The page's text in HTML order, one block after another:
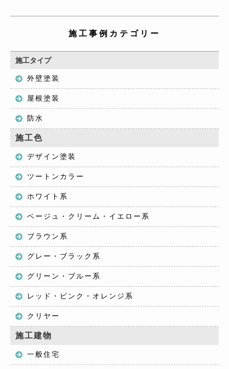
施工事例カテゴリー
施工タイプ
外壁塗装
屋根塗装
防水
施工色
デザイン塗装
ツートンカラー
ホワイト系
ベージュ・クリーム・イエロー系
ブラウン系
グレー・ブラック系
グリーン・ブルー系
レッド・ピンク・オレンジ系
クリヤー
施工建物
一般住宅